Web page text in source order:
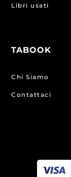
Libri usati
TABOOK
Chi Siamo
Contattaci